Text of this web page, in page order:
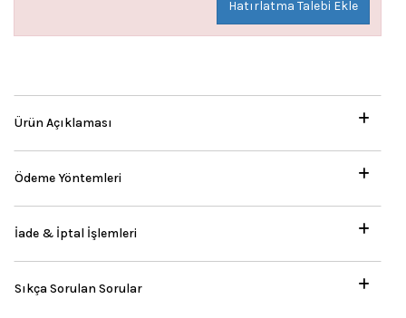
Hatırlatma Talebi Ekle
Ürün Açıklaması
Ödeme Yöntemleri
İade & İptal İşlemleri
Sıkça Sorulan Sorular